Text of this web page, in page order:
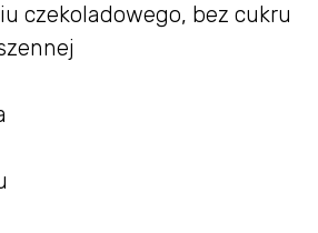
czekoladowego, bez cukru